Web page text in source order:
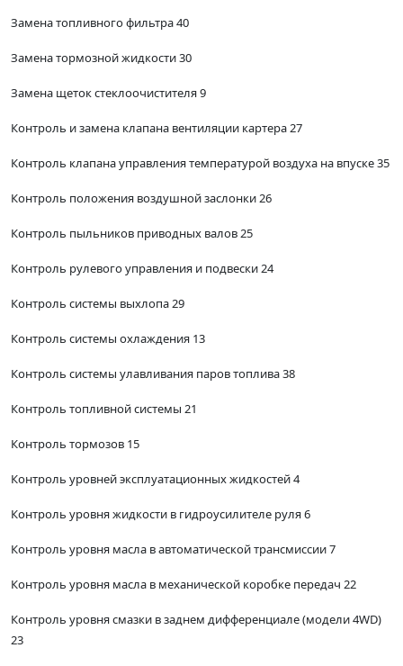
Замена топливного фильтра 40
Замена тормозной жидкости 30
Замена щеток стеклоочистителя 9
Контроль и замена клапана вентиляции картера 27
Контроль клапана управления температурой воздуха на впуске 35
Контроль положения воздушной заслонки 26
Контроль пыльников приводных валов 25
Контроль рулевого управления и подвески 24
Контроль системы выхлопа 29
Контроль системы охлаждения 13
Контроль системы улавливания паров топлива 38
Контроль топливной системы 21
Контроль тормозов 15
Контроль уровней эксплуатационных жидкостей 4
Контроль уровня жидкости в гидроусилителе руля 6
Контроль уровня масла в автоматической трансмиссии 7
Контроль уровня масла в механической коробке передач 22
Контроль уровня смазки в заднем дифференциале (модели 4WD)
23